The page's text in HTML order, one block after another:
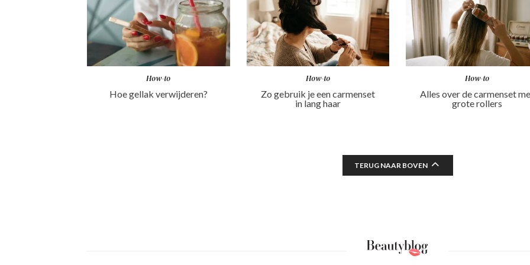
How-to
Hoe gellak verwijderen?
How-to
Zo gebruik je een carmenset
in lang haar
How-to
Alles over de carmenset
grote rollers
TERUG NAAR BOVEN